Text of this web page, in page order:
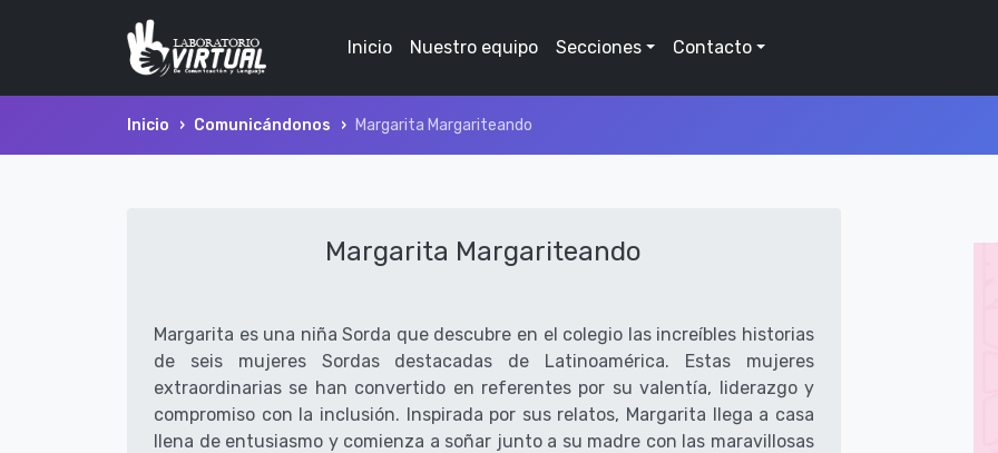
Inicio Nuestro equipo Secciones Contacto
Inicio Comunicándonos Margarita Margariteando
Margarita Margariteando
Margarita es una niña Sorda que descubre en el colegio las increíbles historias
de seis mujeres Sordas destacadas de Latinoamérica. Estas mujeres
extraordinarias se han convertido en referentes por su valentía, liderazgo y
compromiso con la inclusión. Inspirada por sus relatos, Margarita llega a casa
llena de entusiasmo y comienza a soñar junto a su madre con las maravillosas